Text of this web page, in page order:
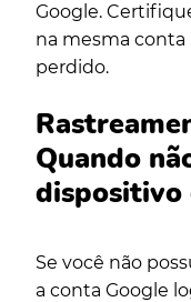
Google.
na mesma
perdido.
Quando
Se você não
a conta Google